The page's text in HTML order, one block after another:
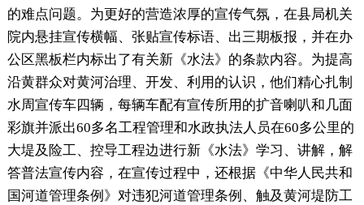
的难点问题。为更好的营造浓厚的宣传气氛，在县局机关
院内悬挂宣传横幅、张贴宣传标语、出三期板报，并在办
公区黑板栏内标出了有关新《水法》的条款内容。为提高
沿黄群众对黄河治理、开发、利用的认识，他们精心扎制
水周宣传车四辆，每辆车配有宣传所用的扩音喇叭和几面
彩旗并派出60多名工程管理和水政执法人员在60多公里的
大堤及险工、控导工程边进行新《水法》学习、讲解，解
答普法宣传内容，在宣传过程中，还根据《中华人民共和
国河道管理条例》对违犯河道管理条例、触及黄河堤防工